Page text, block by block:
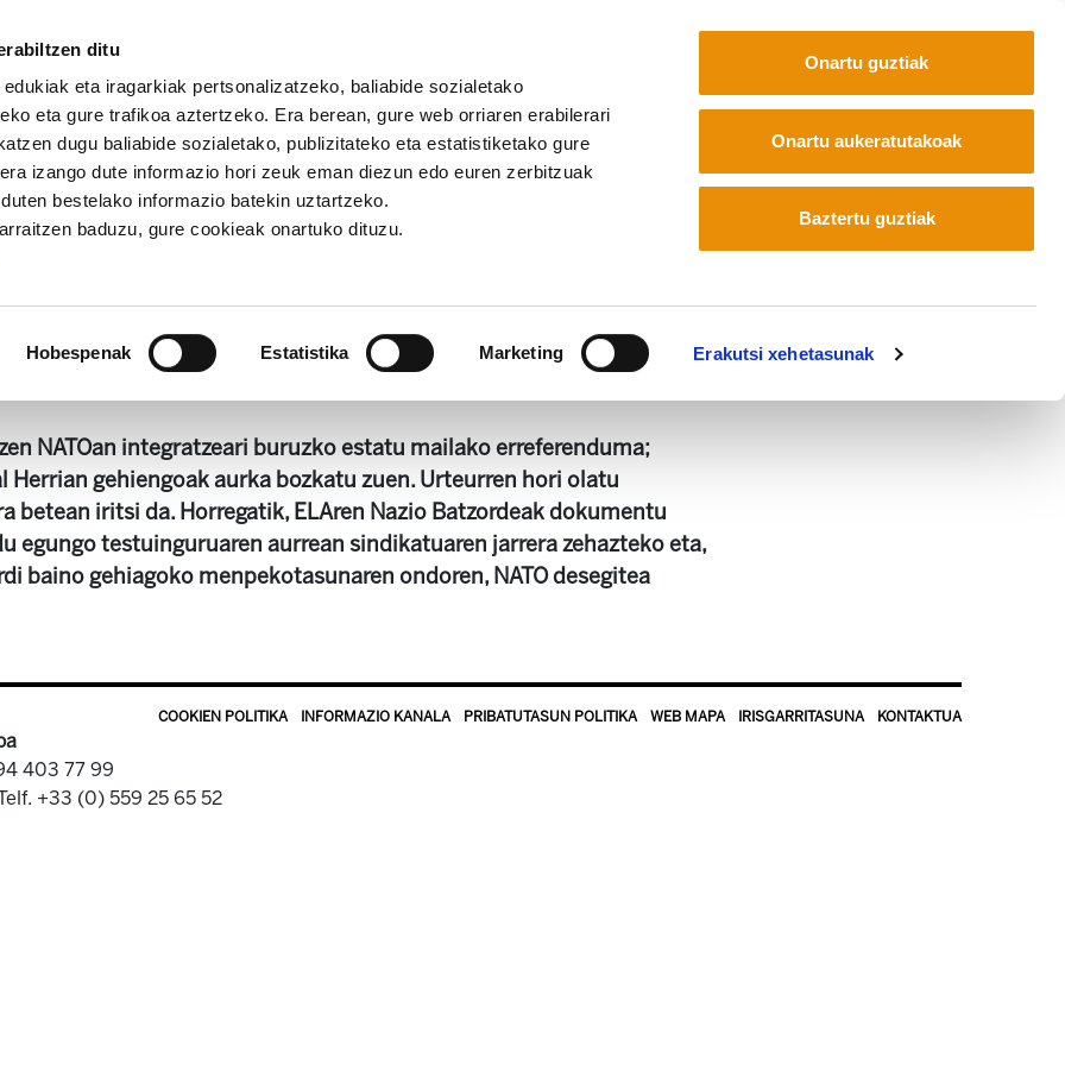
ditu
eta iragarkiak pertsonalizatzeko, baliabide sozialetako
eta gure trafikoa aztertzeko. Era berean, gure web orriaren erabilerari
dugu baliabide sozialetako, publizitateko eta estatistiketako gure
izango dute informazio hori zeuk eman diezun edo euren zerbitzuak
bestelako informazio batekin uztartzeko.
baduzu, gure cookieak onartuko dituzu.
Hobespenak Estatistika Marketing Erakutsi xehetasunak
Onartu guztiak
Onartu aukeratutakoak
Baztertu guztiak
agiriak Langile klasea indartu inperialismoari aurre egiteko
indartu inperialismoari aurre egiteko
inperialismo berriari aurre egiteko Eus 20260311.pdf
NATOan integratzeari buruzko estatu mailako erreferenduma;
Herrian gehiengoak aurka bozkatu zuen. Urteurren hori olatu
betean iritsi da. Horregatik, ELAren Nazio Batzordeak dokumentu
egungo testuinguruaren aurrean sindikatuaren jarrera zehazteko eta,
baino gehiagoko menpekotasunaren ondoren, NATO desegitea
COOKIEN POLITIKA INFORMAZIO KANALA PRIBATUTASUN POLITIKA WEB MAPA IRISGARRITASUNA KONTAKTUA
403 77 99
+33 (0) 559 25 65 52